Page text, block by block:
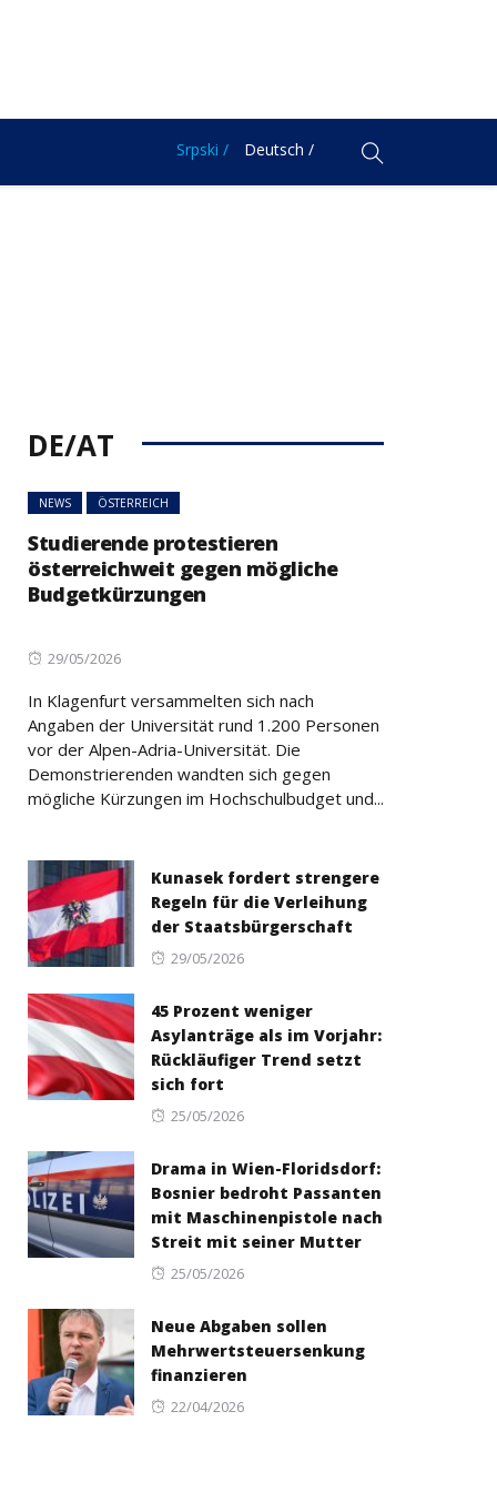
Srpski / Deutsch /
DE/AT
NEWS ÖSTERREICH
Studierende protestieren
österreichweit gegen mögliche
Budgetkürzungen
Posted
29/05/2026
In Klagenfurt versammelten sich nach
Angaben der Universität rund 1.200 Personen
vor der Alpen-Adria-Universität. Die
Demonstrierenden wandten sich gegen
mögliche Kürzungen im Hochschulbudget und...
Kunasek fordert strengere
Regeln für die Verleihung
der Staatsbürgerschaft
Posted
29/05/2026
45 Prozent weniger
Asylanträge als im Vorjahr:
Rückläufiger Trend setzt
sich fort
Posted
25/05/2026
Drama in Wien-Floridsdorf:
Bosnier bedroht Passanten
mit Maschinenpistole nach
Streit mit seiner Mutter
Posted
25/05/2026
Neue Abgaben sollen
Mehrwertsteuersenkung
finanzieren
Posted
22/04/2026